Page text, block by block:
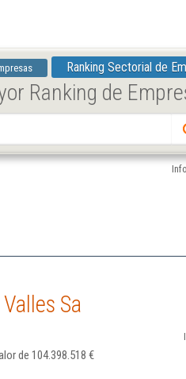
Ranking Sectorial de
Ranking de
Sa
de 104.398.518 €